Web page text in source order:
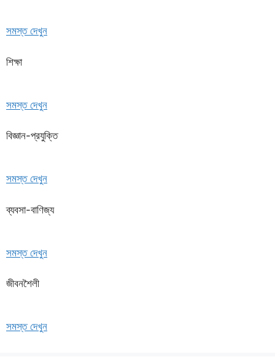
সমস্ত দেখুন
শিক্ষা
সমস্ত দেখুন
বিজ্ঞান-প্রযুক্তি
সমস্ত দেখুন
ব্যবসা-বাণিজ্য
সমস্ত দেখুন
জীবনশৈলী
সমস্ত দেখুন